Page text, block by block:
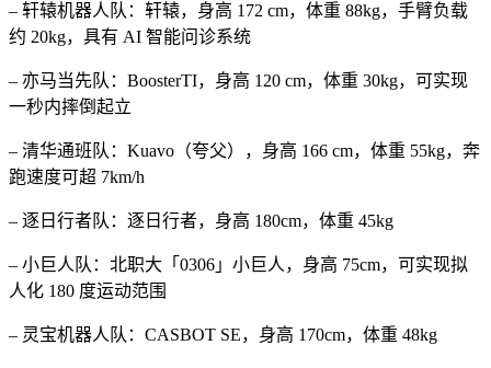
– 轩辕机器人队：轩辕，身高 172 cm，体重 88kg，手臂负载
约 20kg，具有 AI 智能问诊系统
– 亦马当先队：BoosterTI，身高 120 cm，体重 30kg，可实现
一秒内摔倒起立
– 清华通班队：Kuavo（夸父），身高 166 cm，体重 55kg，奔
跑速度可超 7km/h
– 逐日行者队：逐日行者，身高 180cm，体重 45kg
– 小巨人队：北职大「0306」小巨人，身高 75cm，可实现拟
人化 180 度运动范围
– 灵宝机器人队：CASBOT SE，身高 170cm，体重 48kg